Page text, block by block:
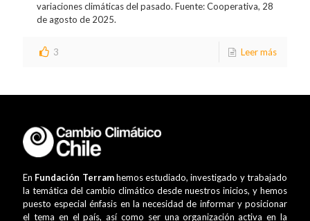
variaciones climáticas del pasado. Fuente: Cooperativa, 28
de agosto de 2025.
3 Leer más
En Fundación Terramhemos estudiado, investigado y trabajado
la temática del cambio climático desde nuestros inicios, y hemos
puesto especial énfasis en la necesidad de informar y posicionar
el tema en el país, así como ser una organización activa en la